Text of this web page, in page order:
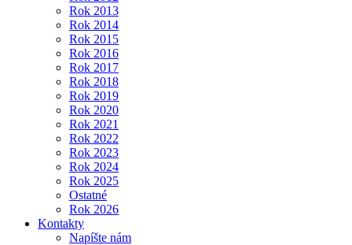
Rok 2013
Rok 2014
Rok 2015
Rok 2016
Rok 2017
Rok 2018
Rok 2019
Rok 2020
Rok 2021
Rok 2022
Rok 2023
Rok 2024
Rok 2025
Ostatné
Rok 2026
Kontakty
Napíšte nám